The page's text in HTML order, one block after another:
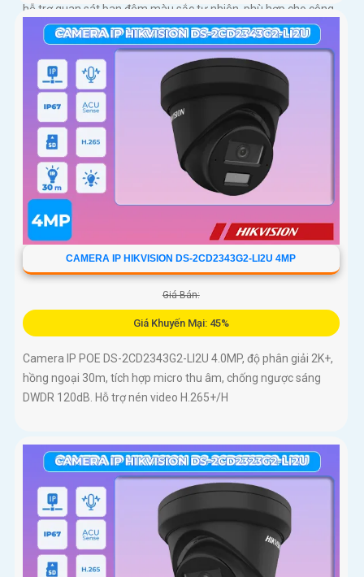
hỗ trợ quan sát ban đêm màu sắc tự nhiên, phù hợp cho công
trình
CAMERA IP HIKVISION DS-2CD2343G2-LI2U 4MP
Giá Bán:
Giá Khuyến Mại: 45%
Camera IP POE DS-2CD2343G2-LI2U 4.0MP, độ phân giải 2K+,
hồng ngoại 30m, tích hợp micro thu âm, chống ngược sáng
DWDR 120dB. Hỗ trợ nén video H.265+/H